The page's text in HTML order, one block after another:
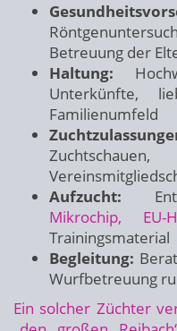
Betreuung der
Haltung:
Unterkünfte,
Familienumfeld
Aufzucht:
Mikrochip, EU-
Trainingsmaterial
Begleitung:
Wurfbetreuung
Ein solcher Züchter